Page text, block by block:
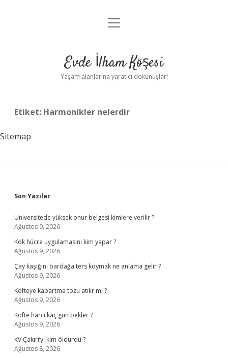
Anasayfa
Yasal Uyarı
menüyü
Evde İlham Köşesi
Yaşam alanlarına yaratıcı dokunuşlar!
Etiket: Harmonikler nelerdir
Sitemap
Sidebar
Son Yazılar
Üniversitede yüksek onur belgesi kimlere verilir ?
Ağustos 9, 2026
Kök hücre uygulamasını kim yapar ?
Ağustos 9, 2026
Çay kaşığını bardağa ters koymak ne anlama gelir ?
Ağustos 9, 2026
Köfteye kabartma tozu atılır mı ?
Ağustos 9, 2026
Köfte harcı kaç gün bekler ?
Ağustos 9, 2026
KV Çakırı’yı kim öldürdü ?
Ağustos 8, 2026